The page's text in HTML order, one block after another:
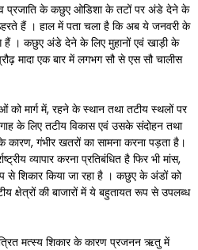
प्रजाति के कछुए ओडिशा के तटों पर अंडे देने के
हैं । हाल में पता चला है कि अब ये जनवरी के
कछुए अंडे देने के लिए मुहानों एवं खाड़ी के
मादा एक बार में लगभग सौ से एस सौ चालीस
मार्ग में, रहने के स्थान तथा तटीय स्थलों पर
के लिए तटीय विकास एवं उसके संदोहन तथा
कारण, गंभीर खतरों का सामना करना पड़ता है।
व्यापार करना प्रतिबंधित है फिर भी मांस,
शिकार किया जा रहा है । कछुए के अंडों को
क्षेत्रों की बाजारों में ये बहुतायत रूप से उपलब्ध
मत्स्य शिकार के कारण प्रजनन ऋतु में